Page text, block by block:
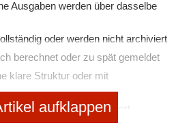
Ausgaben werden über dasselbe
oder werden nicht archiviert
berechnet oder zu spät gemeldet
klare Struktur oder mit
Routinen sind nicht definiert
aufklappen